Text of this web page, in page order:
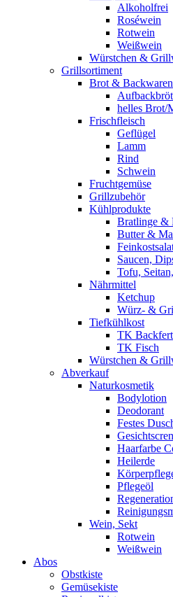
Alkoholfrei
Roséwein
Rotwein
Weißwein
Würstchen &
Grillsortiment
Brot & Backwaren
helles Brot/
Frischfleisch
Geflügel
Lamm
Rind
Schwein
Fruchtgemüse
Grillzubehör
Kühlprodukte
Bratlinge &
Butter &
Saucen,
Tofu,
Nährmittel
Ketchup
Würz- &
Tiefkühlkost
TK
TK Fisch
Würstchen &
Abverkauf
Naturkosmetik
Bodylotion
Deodorant
Festes
Haarfarbe
Heilerde
Pflegeöl
Wein, Sekt
Rotwein
Weißwein
Abos
Obstkiste
Gemüsekiste